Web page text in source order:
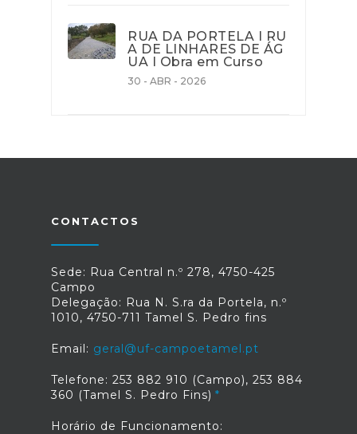
RUA DA PORTELA I RU
A DE LINHARES DE ÁG
UA I Obra em Curso
30 - ABR - 2026
CONTACTOS
Sede: Rua Central n.º 278, 4750-425
Campo
Delegação: Rua N. S.ra da Portela, n.º
1010, 4750-711 Tamel S. Pedro fins
Email: geral@uf-campoetamel.pt
Telefone: 253 882 910 (Campo), 253 884
360 (Tamel S. Pedro Fins)
Horário de Funcionamento: